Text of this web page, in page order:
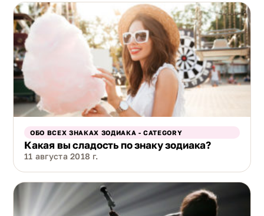
ОБО ВСЕХ ЗНАКАХ ЗОДИАКА - CATEGORY
Какая вы сладость по знаку зодиака?
11 августа 2018 г.